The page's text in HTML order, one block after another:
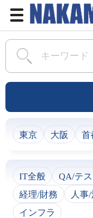
東京 大阪 首
IT全般 QA/テス
経理/財務
人事
インフラ